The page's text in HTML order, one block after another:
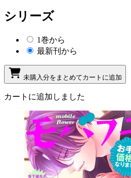
シリーズ
1巻から
最新刊から
未購入分をまとめてカートに追加
カートに追加しました